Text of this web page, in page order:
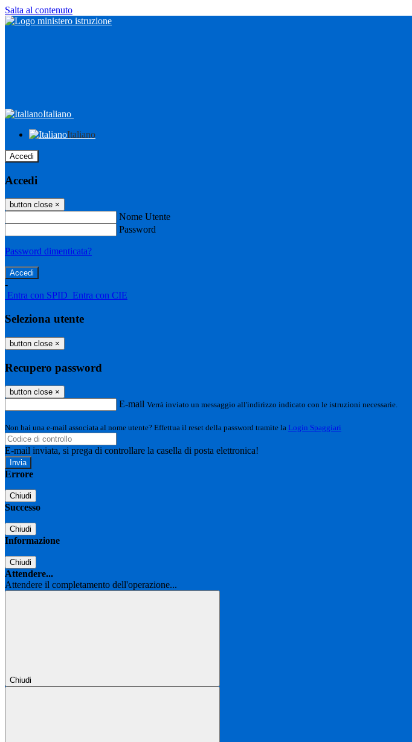
Salta al contenuto
Italiano
Italiano
Accedi
Accedi
button close ×
Nome Utente
Password
Password dimenticata?
-
Entra con SPID Entra con CIE
Seleziona utente
button close ×
Recupero password
button close ×
E-mail Verrà inviato un messaggio all'indirizzo indicato con le istruzioni necessarie.
Non hai una e-mail associata al nome utente? Effettua il reset della password tramite la Login Spaggiari
E-mail inviata, si prega di controllare la casella di posta elettronica!
Errore
Chiudi
Successo
Chiudi
Informazione
Chiudi
Attendere...
Attendere il completamento dell'operazione...
Chiudi